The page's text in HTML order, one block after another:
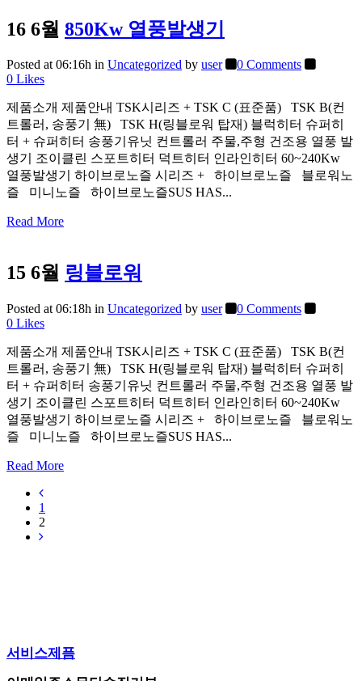
16 6월 850Kw 열풍발생기
Posted at 06:16h in Uncategorized by user
0 Comments
0 Likes
제품소개 제품안내 TSK시리즈 + TSK C (표준품) TSK B(컨
트롤러, 송풍기 無) TSK H(링블로워 탑재) 블럭히터 슈퍼히
터 + 슈퍼히터 송풍기유닛 컨트롤러 주물,주형 건조용 열풍 발
생기 조이클린 스포트히터 덕트히터 인라인히터 60~240Kw
열풍발생기 하이브로노즐 시리즈 + 하이브로노즐 블로워노
즐 미니노즐 하이브로노즐SUS HAS...
Read More
15 6월 링블로워
Posted at 06:18h in Uncategorized by user
0 Comments
0 Likes
제품소개 제품안내 TSK시리즈 + TSK C (표준품) TSK B(컨
트롤러, 송풍기 無) TSK H(링블로워 탑재) 블럭히터 슈퍼히
터 + 슈퍼히터 송풍기유닛 컨트롤러 주물,주형 건조용 열풍 발
생기 조이클린 스포트히터 덕트히터 인라인히터 60~240Kw
열풍발생기 하이브로노즐 시리즈 + 하이브로노즐 블로워노
즐 미니노즐 하이브로노즐SUS HAS...
Read More
1
2
서비스제픔